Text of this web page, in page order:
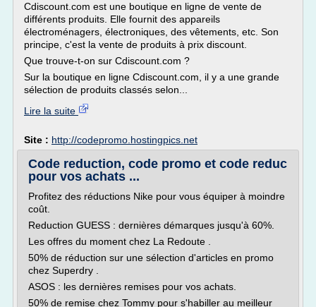
Cdiscount.com est une boutique en ligne de vente de
différents produits. Elle fournit des appareils
électroménagers, électroniques, des vêtements, etc. Son
principe, c'est la vente de produits à prix discount.
Que trouve-t-on sur Cdiscount.com ?
Sur la boutique en ligne Cdiscount.com, il y a une grande
sélection de produits classés selon...
Lire la suite
Site : http://codepromo.hostingpics.net
Code reduction, code promo et code reduc
pour vos achats ...
Profitez des réductions Nike pour vous équiper à moindre
coût.
Reduction GUESS : dernières démarques jusqu'à 60%.
Les offres du moment chez La Redoute .
50% de réduction sur une sélection d'articles en promo
chez Superdry .
ASOS : les dernières remises pour vos achats.
50% de remise chez Tommy pour s'habiller au meilleur